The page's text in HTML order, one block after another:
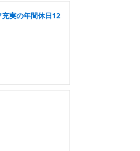
実の年間休日12